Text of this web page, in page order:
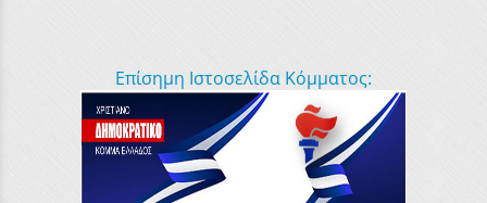
Επίσημη Ιστοσελίδα Κόμματος: